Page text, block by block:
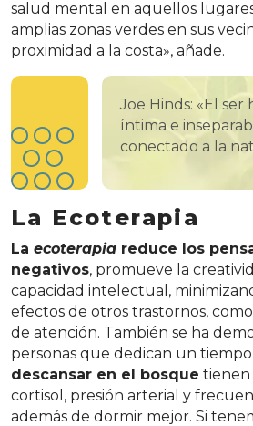
salud mental en aquellos
amplias zonas verdes en sus
proximidad a la costa», añade.
Joe Hinds: «El ser
íntima e
conectado a la
La Ecoterapia
La ecoterapia reduce los
negativos, promueve la
capacidad intelectual,
efectos de otros trastornos,
de atención. También se ha
personas que dedican un tiempo
descansar en el bosque tienen
cortisol, presión arterial y
además de dormir mejor. Si